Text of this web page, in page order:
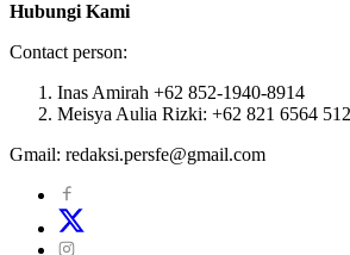
Hubungi Kami
Contact person:
Inas Amirah +62 852-1940-8914
Meisya Aulia Rizki: +62 821 6564 512
Gmail: redaksi.persfe@gmail.com